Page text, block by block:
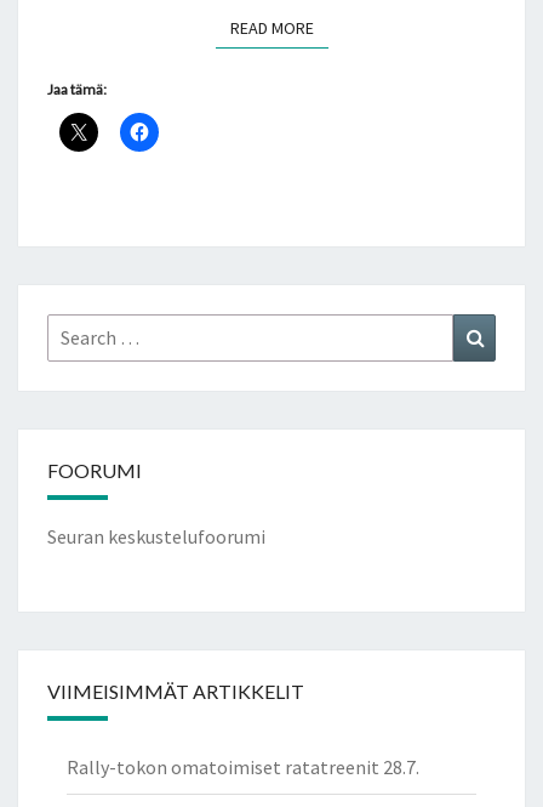
READ MOREREAD MORE
Jaa tämä:
Search
for:
FOORUMI
Seuran keskustelufoorumi
VIIMEISIMMÄT ARTIKKELIT
Rally-tokon omatoimiset ratatreenit 28.7.